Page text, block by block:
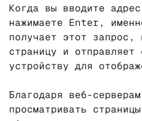
Когда вы вводите
нажимаете Enter,
получает этот запрос,
страницу и отправляет
устройству для
Благодаря веб-
просматривать